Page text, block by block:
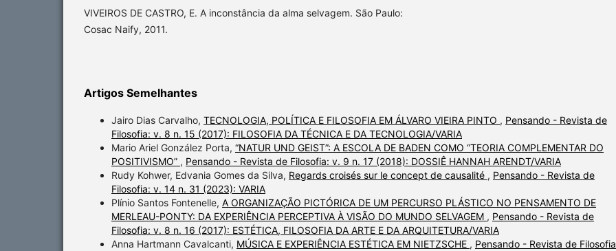
VIVEIROS DE CASTRO, E. A inconstância da alma selvagem. São Paulo:
Cosac Naify, 2011.
Artigos Semelhantes
Jairo Dias Carvalho, TECNOLOGIA, POLÍTICA E FILOSOFIA EM ÁLVARO VIEIRA PINTO , Pensando - Revista de
Filosofia: v. 8 n. 15 (2017): FILOSOFIA DA TÉCNICA E DA TECNOLOGIA/VARIA
Mario Ariel González Porta, “NATUR UND GEIST”: A ESCOLA DE BADEN COMO “TEORIA COMPLEMENTAR DO
POSITIVISMO” , Pensando - Revista de Filosofia: v. 9 n. 17 (2018): DOSSIÊ HANNAH ARENDT/VARIA
Rudy Kohwer, Edvania Gomes da Silva, Regards croisés sur le concept de causalité , Pensando - Revista de
Filosofia: v. 14 n. 31 (2023): VARIA
Plínio Santos Fontenelle, A ORGANIZAÇÃO PICTÓRICA DE UM PERCURSO PLÁSTICO NO PENSAMENTO DE
MERLEAU-PONTY: DA EXPERIÊNCIA PERCEPTIVA À VISÃO DO MUNDO SELVAGEM , Pensando - Revista de
Filosofia: v. 8 n. 16 (2017): ESTÉTICA, FILOSOFIA DA ARTE E DA ARQUITETURA/VARIA
Anna Hartmann Cavalcanti, MÚSICA E EXPERIÊNCIA ESTÉTICA EM NIETZSCHE , Pensando - Revista de